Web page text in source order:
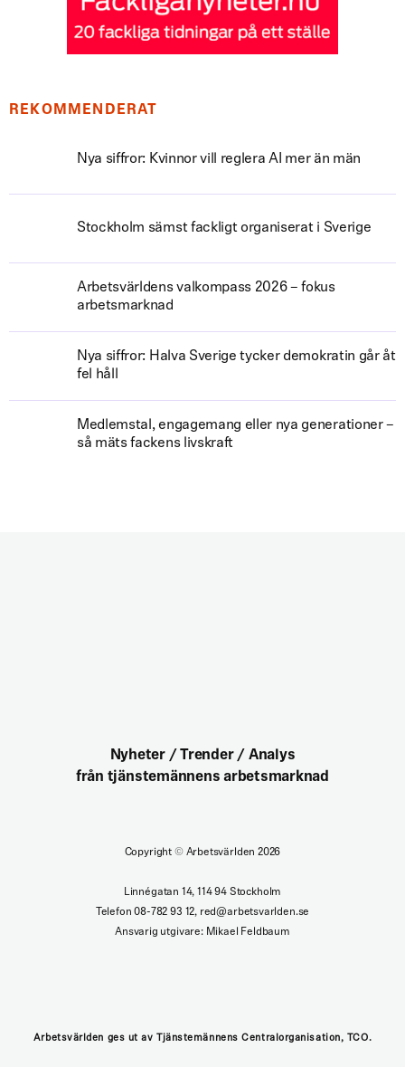
REKOMMENDERAT
Nya siffror: Kvinnor vill reglera AI mer än män
Stockholm sämst fackligt organiserat i Sverige
Arbetsvärldens valkompass 2026 – fokus
arbetsmarknad
Nya siffror: Halva Sverige tycker demokratin går åt
fel håll
Medlemstal, engagemang eller nya generationer –
så mäts fackens livskraft
Nyheter / Trender / Analys
från tjänstemännens arbetsmarknad
Copyright ©Arbetsvärlden 2026
Linnégatan 14, 114 94 Stockholm
Telefon 08-782 93 12, red@arbetsvarlden.se
Ansvarig utgivare: Mikael Feldbaum
Arbetsvärlden ges ut av Tjänstemännens Centralorganisation, TCO.